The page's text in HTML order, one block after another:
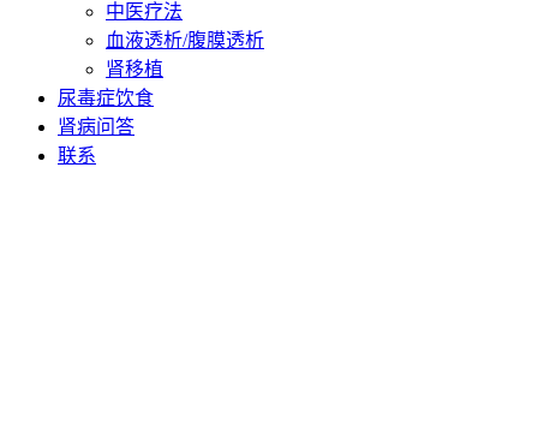
中医疗法
血液透析/腹膜透析
肾移植
尿毒症饮食
肾病问答
联系